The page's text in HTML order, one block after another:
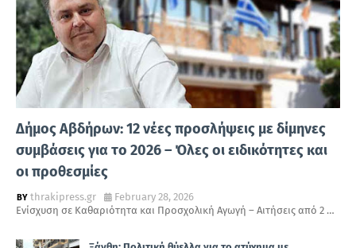
Δήμος Αβδήρων: 12 νέες προσλήψεις με δίμηνες
συμβάσεις για το 2026 – Όλες οι ειδικότητες και
οι προθεσμίες
thrakipress.gr
February 28, 2026
Ενίσχυση σε Καθαριότητα και Προσχολική Αγωγή – Αιτήσεις από 2 …